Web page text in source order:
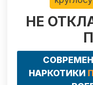
НЕ
НАРКОТИКИ